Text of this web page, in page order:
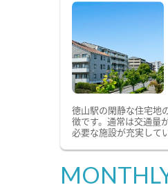
徳山駅の閑静な住宅地
徴です。通常は交通量
必要な施設が充実して